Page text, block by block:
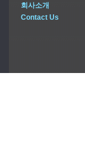
회사소개
Contact Us